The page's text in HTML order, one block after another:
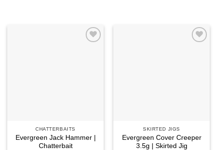
CHATTERBAITS
Evergreen Jack Hammer |
Chatterbait
SKIRTED JIGS
Evergreen Cover Creeper
3.5g | Skirted Jig